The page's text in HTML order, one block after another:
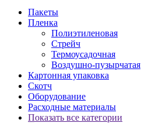
Пакеты
Пленка
Полиэтиленовая
Стрейч
Термоусадочная
Воздушно-пузырчатая
Картонная упаковка
Скотч
Оборудование
Расходные материалы
Показать все категории